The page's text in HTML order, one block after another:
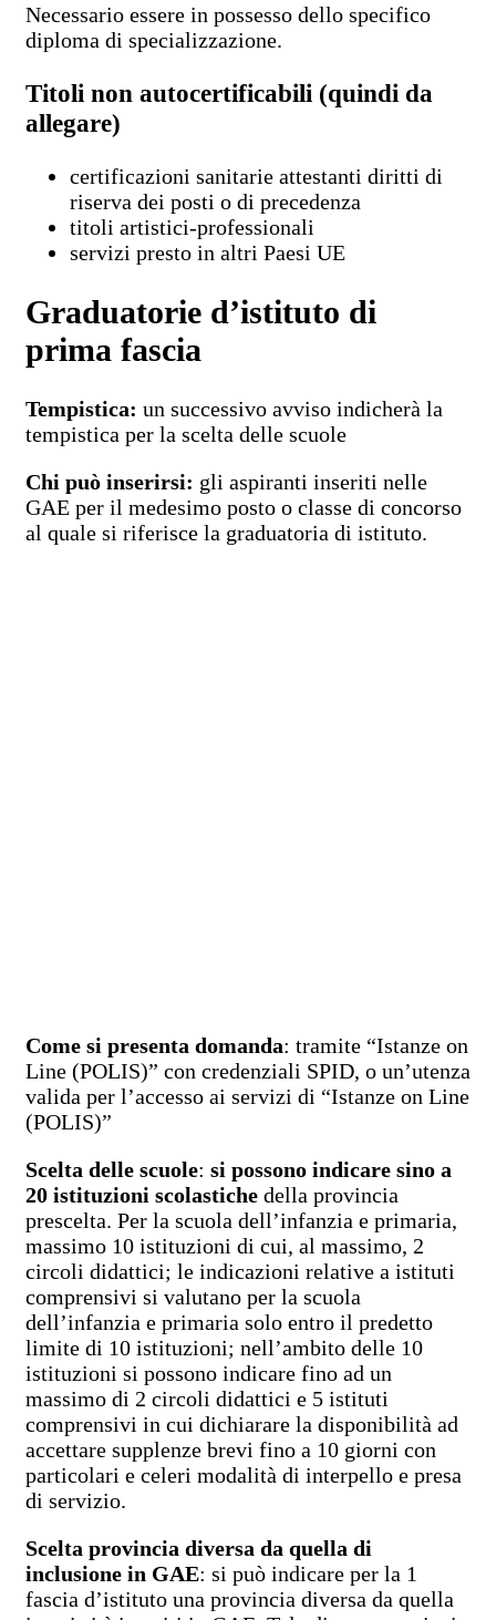
Necessario essere in possesso dello specifico
diploma di specializzazione.
Titoli non autocertificabili (quindi da
allegare)
certificazioni sanitarie attestanti diritti di
riserva dei posti o di precedenza
titoli artistici-professionali
servizi presto in altri Paesi UE
Graduatorie d’istituto di
prima fascia
Tempistica: un successivo avviso indicherà la
tempistica per la scelta delle scuole
Chi può inserirsi: gli aspiranti inseriti nelle
GAE per il medesimo posto o classe di concorso
al quale si riferisce la graduatoria di istituto.
Come si presenta domanda: tramite “Istanze on
Line (POLIS)” con credenziali SPID, o un’utenza
valida per l’accesso ai servizi di “Istanze on Line
(POLIS)”
Scelta delle scuole: si possono indicare sino a
20 istituzioni scolastiche della provincia
prescelta. Per la scuola dell’infanzia e primaria,
massimo 10 istituzioni di cui, al massimo, 2
circoli didattici; le indicazioni relative a istituti
comprensivi si valutano per la scuola
dell’infanzia e primaria solo entro il predetto
limite di 10 istituzioni; nell’ambito delle 10
istituzioni si possono indicare fino ad un
massimo di 2 circoli didattici e 5 istituti
comprensivi in cui dichiarare la disponibilità ad
accettare supplenze brevi fino a 10 giorni con
particolari e celeri modalità di interpello e presa
di servizio.
Scelta provincia diversa da quella di
inclusione in GAE: si può indicare per la 1
fascia d’istituto una provincia diversa da quella